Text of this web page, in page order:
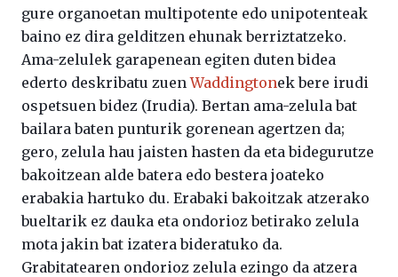
gure organoetan multipotente edo unipotenteak
baino ez dira gelditzen ehunak berriztatzeko.
Ama-zelulek garapenean egiten duten bidea
ederto deskribatu zuenWaddingtonek bere irudi
ospetsuen bidez (Irudia). Bertan ama-zelula bat
bailara baten punturik gorenean agertzen da;
gero, zelula hau jaisten hasten da eta bidegurutze
bakoitzean alde batera edo bestera joateko
erabakia hartuko du. Erabaki bakoitzak atzerako
bueltarik ez dauka eta ondorioz betirako zelula
mota jakin bat izatera bideratuko da.
Grabitatearen ondorioz zelula ezingo da atzera